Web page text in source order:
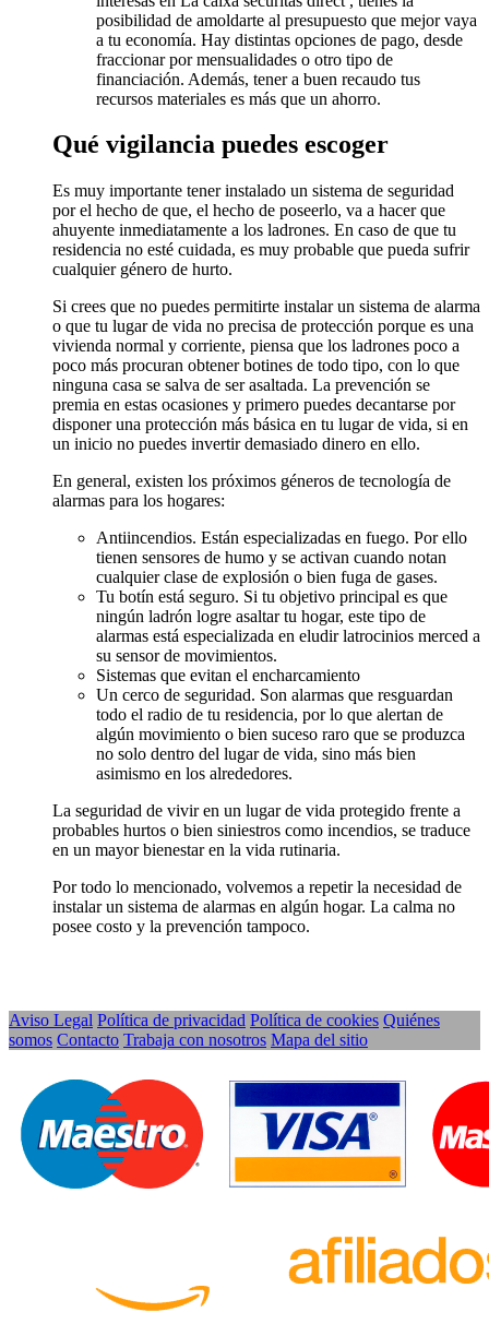
posibilidad de amoldarte al presupuesto que mejor vaya
a tu economía. Hay distintas opciones de pago, desde
fraccionar por mensualidades o otro tipo de
financiación. Además, tener a buen recaudo tus
recursos materiales es más que un ahorro.
Qué vigilancia puedes escoger
Es muy importante tener instalado un sistema de seguridad
por el hecho de que, el hecho de poseerlo, va a hacer que
ahuyente inmediatamente a los ladrones. En caso de que tu
residencia no esté cuidada, es muy probable que pueda sufrir
cualquier género de hurto.
Si crees que no puedes permitirte instalar un sistema de alarma
o que tu lugar de vida no precisa de protección porque es una
vivienda normal y corriente, piensa que los ladrones poco a
poco más procuran obtener botines de todo tipo, con lo que
ninguna casa se salva de ser asaltada. La prevención se
premia en estas ocasiones y primero puedes decantarse por
disponer una protección más básica en tu lugar de vida, si en
un inicio no puedes invertir demasiado dinero en ello.
En general, existen los próximos géneros de tecnología de
alarmas para los hogares:
Antiincendios. Están especializadas en fuego. Por ello
tienen sensores de humo y se activan cuando notan
cualquier clase de explosión o bien fuga de gases.
Tu botín está seguro. Si tu objetivo principal es que
ningún ladrón logre asaltar tu hogar, este tipo de
alarmas está especializada en eludir latrocinios merced a
su sensor de movimientos.
Sistemas que evitan el encharcamiento
Un cerco de seguridad. Son alarmas que resguardan
todo el radio de tu residencia, por lo que alertan de
algún movimiento o bien suceso raro que se produzca
no solo dentro del lugar de vida, sino más bien
asimismo en los alrededores.
La seguridad de vivir en un lugar de vida protegido frente a
probables hurtos o bien siniestros como incendios, se traduce
en un mayor bienestar en la vida rutinaria.
Por todo lo mencionado, volvemos a repetir la necesidad de
instalar un sistema de alarmas en algún hogar. La calma no
posee costo y la prevención tampoco.
Aviso Legal Política de privacidad Política de cookies Quiénes
somos Contacto Trabaja con nosotros Mapa del sitio